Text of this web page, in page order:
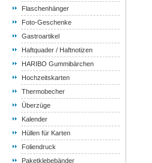
Flaschenhänger
Foto-Geschenke
Gastroartikel
Haftquader / Haftnotizen
HARIBO Gummibärchen
Hochzeitskarten
Thermobecher
Überzüge
Kalender
Hüllen für Karten
Foliendruck
Paketklebebänder